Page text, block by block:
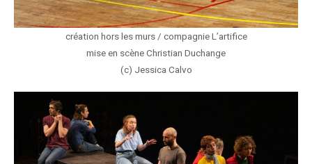
création hors les murs / compagnie L’artifice
mise en scène Christian Duchange
(c) Jessica Calvo